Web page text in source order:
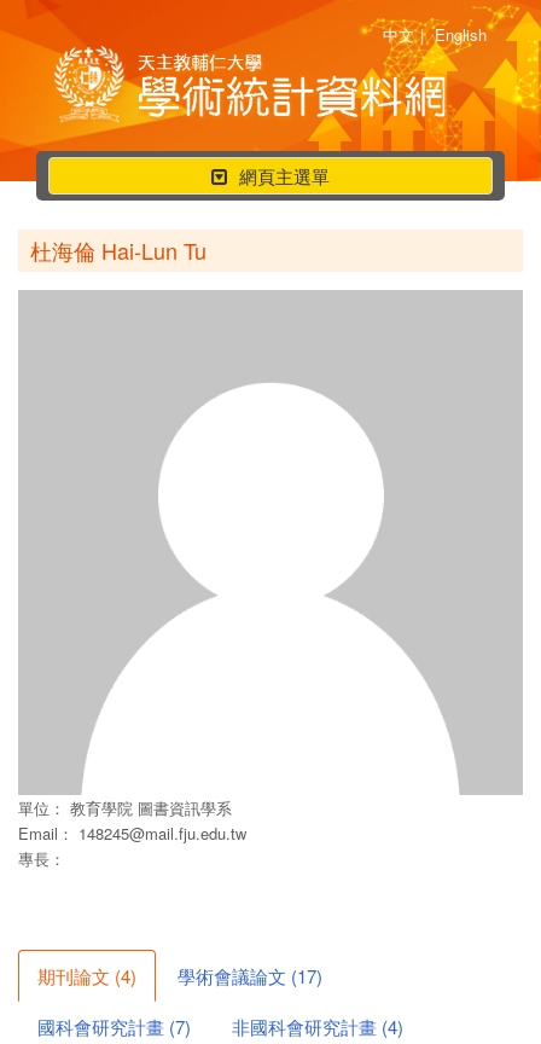
中文 | English
行
動
選
網頁主選單
杜海倫 Hai-Lun Tu
單位： 教育學院 圖書資訊學系
Email： 148245@mail.fju.edu.tw
專長：
期刊論文 (4) 學術會議論文 (17)
國科會研究計畫 (7) 非國科會研究計畫 (4)